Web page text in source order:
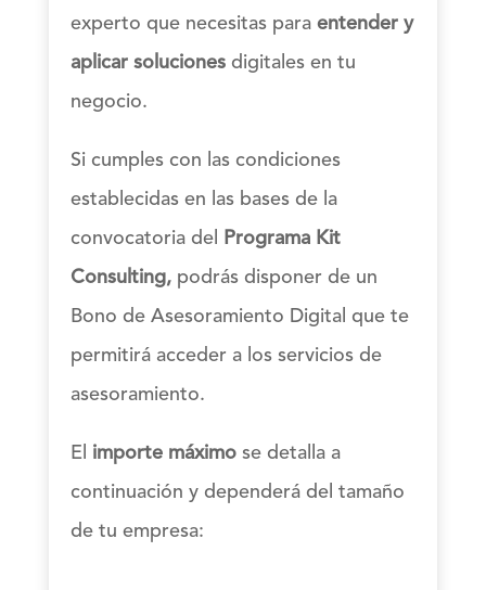
experto que necesitas paraentender y
aplicar soluciones digitales en tu
negocio.
Si cumples con las condiciones
establecidas en las bases de la
convocatoria del
Programa Kit
Consulting,podrás disponer de un
Bono de Asesoramiento Digital que te
permitirá acceder a los servicios de
asesoramiento.
El importe máximo se detalla a
continuación y dependerá del tamaño
de tu empresa: